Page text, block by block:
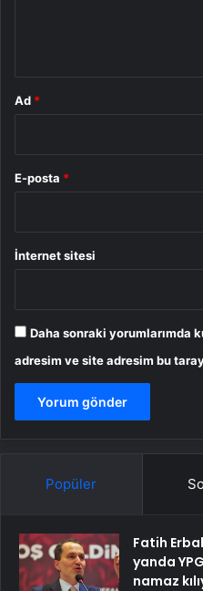
Ad *
E-posta *
İnternet sitesi
Daha sonraki yorumlarımda
adresim ve site adresim bu
Popüler
Fatih
yanda
namaz